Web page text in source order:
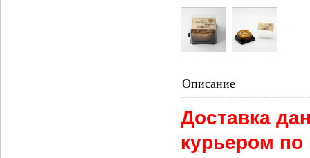
Описание
Доставка
курьером по